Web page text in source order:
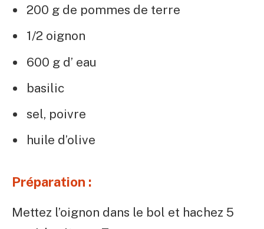
200 g de pommes de terre
1/2 oignon
600 g d’ eau
basilic
sel, poivre
huile d’olive
Préparation :
Mettez l’oignon dans le bol et hachez 5